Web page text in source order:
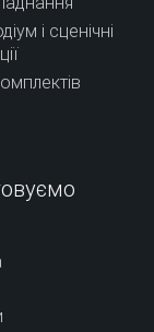
і сценічні